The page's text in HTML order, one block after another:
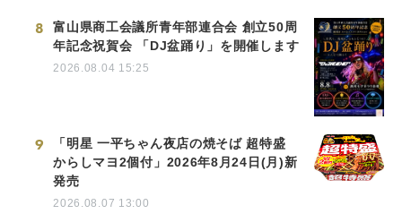
8
富山県商工会議所青年部連合会 創立50周
年記念祝賀会 「DJ盆踊り」を開催します
2026.08.04 15:25
9
「明星 一平ちゃん夜店の焼そば 超特盛
からしマヨ2個付」2026年8月24日(月)新
発売
2026.08.07 13:00